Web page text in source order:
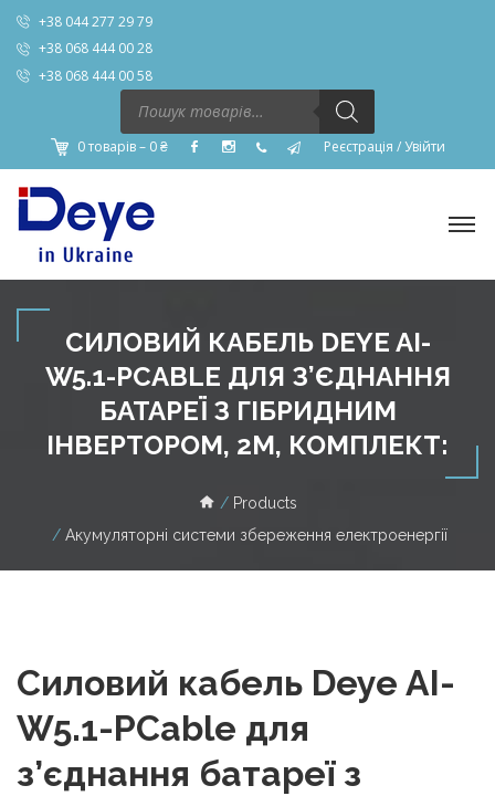
+38 044 277 29 79
+38 068 444 00 28
+38 068 444 00 58
Пошук
товарів
0 товарів – 0₴ Реєстрація /Увійти
СИЛОВИЙ КАБЕЛЬ DEYE AI-
W5.1-PCABLE ДЛЯ З’ЄДНАННЯ
БАТАРЕЇ З ГІБРИДНИМ
ІНВЕРТОРОМ, 2М, КОМПЛЕКТ:
Products
Акумуляторні системи збереження електроенергії
Силовий кабель Deye AI-
W5.1-PCable для
з’єднання батареї з